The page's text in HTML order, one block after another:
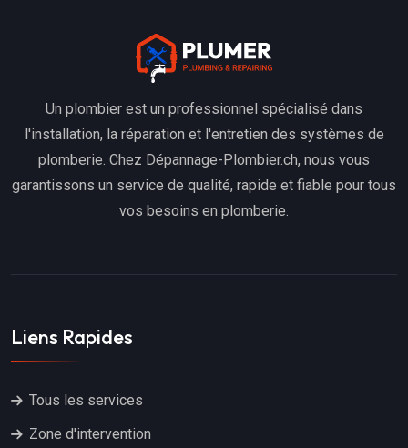
Un plombier est un professionnel spécialisé dans
l'installation, la réparation et l'entretien des systèmes de
plomberie. Chez Dépannage-Plombier.ch, nous vous
garantissons un service de qualité, rapide et fiable pour tous
vos besoins en plomberie.
Liens Rapides
Tous les services
Zone d'intervention